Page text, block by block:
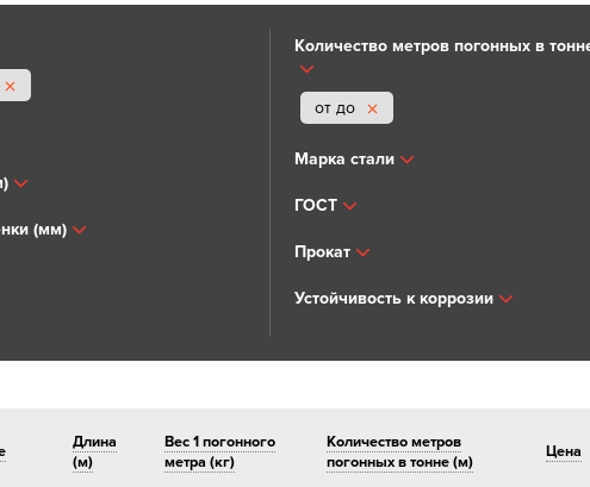
(мм)
Количество метров погонных в
от до
Марка стали
ГОСТ
Прокат
Устойчивость к коррозии
Длина
(м)
Вес 1 погонного
метра (кг)
Количество метров
погонных в тонне (м)
Цена